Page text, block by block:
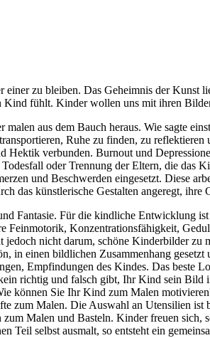
zu bleiben. Das Geheimnis der Kunst
fühlt. Kinder wollen uns mit ihren
aus dem Bauch heraus. Wie sagte
Ruhe zu finden, zu
verbunden. Burnout und
oder Trennung der Eltern, die das
und Beschwerden eingesetzt. Diese
das künstlerische Gestalten angeregt, ihre
Fantasie. Für die kindliche Entwicklung
Feinmotorik, Konzentrationsfähigkeit,
nicht darum, schöne Kinderbilder
in einen bildlichen Zusammenhang
Empfindungen des Kindes. Das beste
richtig und falsch gibt, Ihr Kind sein
können Sie Ihr Kind zum Malen
zum Malen. Die Auswahl an Utensilien
Malen und Basteln. Kinder freuen sich,
Teil selbst ausmalt, so entsteht ein